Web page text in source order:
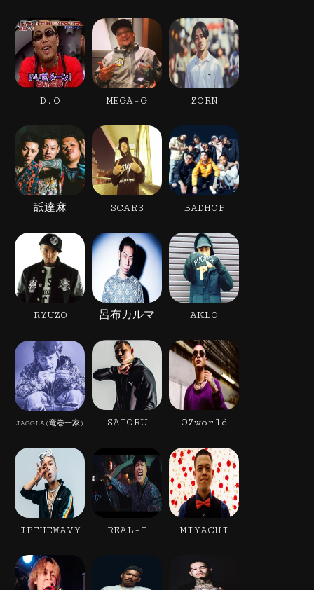
D.O MEGA-G ZORN
舐達麻 SCARS BADHOP
RYUZO 呂布カルマ AKLO
JAGGLA(竜巻一家) SATORU OZworld
JPTHEWAVY REAL-T MIYACHI